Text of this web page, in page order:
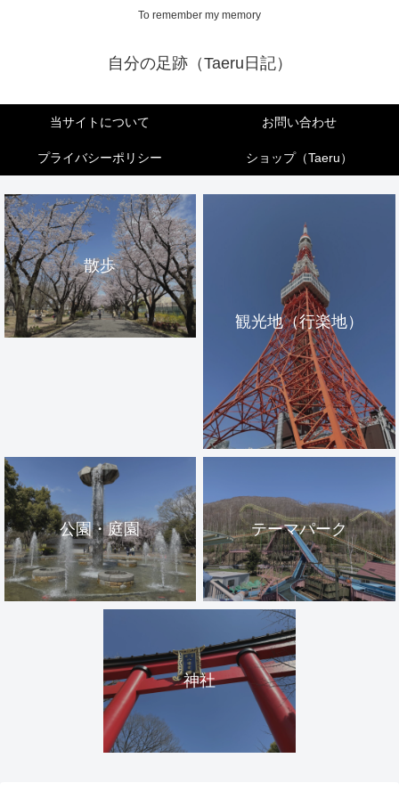
To remember my memory
自分の足跡（Taeru日記）
当サイトについて お問い合わせ
プライバシーポリシー ショップ（Taeru）
散歩
観光地（行楽地）
公園・庭園 テーマパーク
神社